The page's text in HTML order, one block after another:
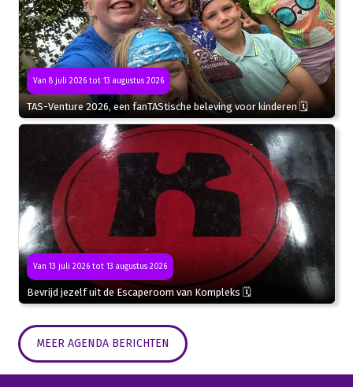
Van 8 juli 2026 tot 13 augustus 2026
TAS-Venture 2026, een fanTAStische beleving voor kinderen 🗓
Van 13 juli 2026 tot 13 augustus 2026
Bevrijd jezelf uit de Escaperoom van Kompleks 🗓
MEER AGENDA BERICHTEN